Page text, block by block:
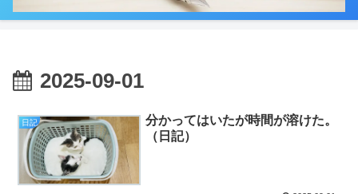
2025-09-01
日記
分かってはいたが時間が溶けた。
（日記）